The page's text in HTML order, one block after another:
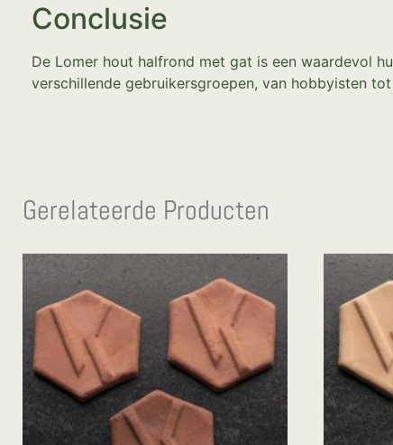
Conclusie
De Lomer hout halfrond met gat is een waardevol
verschillende gebruikersgroepen, van hobbyisten
Gerelateerde Producten